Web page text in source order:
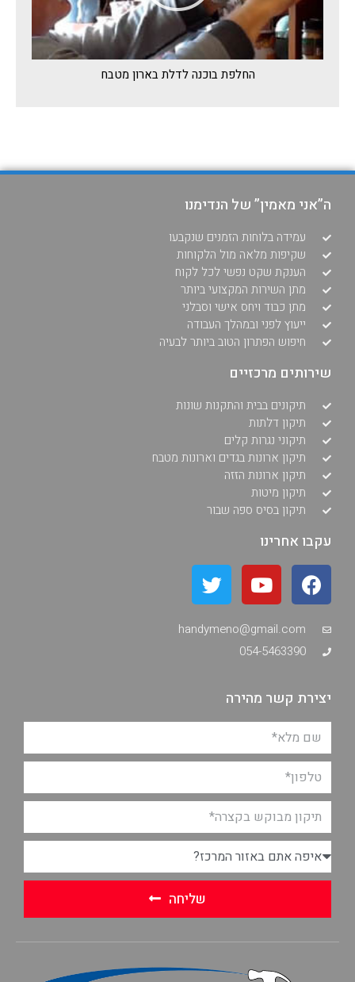
החלפת בוכנה לדלת בארון מטבח
ה”אני מאמין” של הנדימנו
עמידה בלוחות הזמנים שנקבעו
שקיפות מלאה מול הלקוחות
הענקת שקט נפשי לכל לקוח
מתן השירות המקצועי ביותר
מתן כבוד ויחס אישי וסבלני
ייעוץ לפני ובמהלך העבודה
חיפוש הפתרון הטוב ביותר לבעיה
שירותים מרכזיים
תיקונים בבית והתקנות שונות
תיקון דלתות
תיקוני נגרות קלים
תיקון ארונות בגדים וארונות מטבח
תיקון ארונות הזזה
תיקון מיטות
תיקון בסיס ספה שבור
עקבו אחרינו
handymeno@gmail.com
054-5463390
יצירת קשר מהירה
שליחה